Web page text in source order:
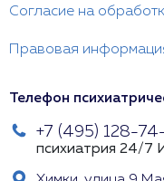
Согласие на
Правовая
Телефон
+7 (495) 128-
психиатрия 24/7